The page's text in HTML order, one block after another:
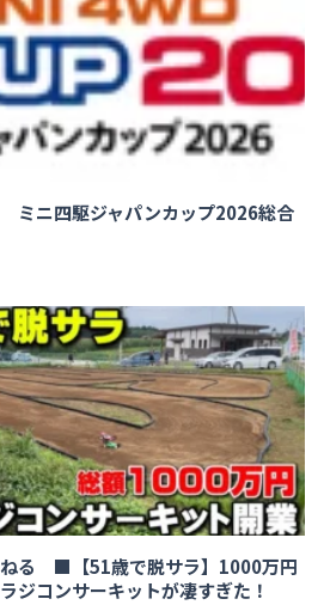
ミニ四駆ジャパンカップ2026総合
ねる ■【51歳で脱サラ】1000万円
ジコンサーキットが凄すぎた！